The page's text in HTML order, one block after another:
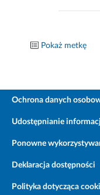
Pokaż metkę
Ochrona danych
Udostępnianie
Ponowne
Deklaracja dostępności
Polityka dotycząca